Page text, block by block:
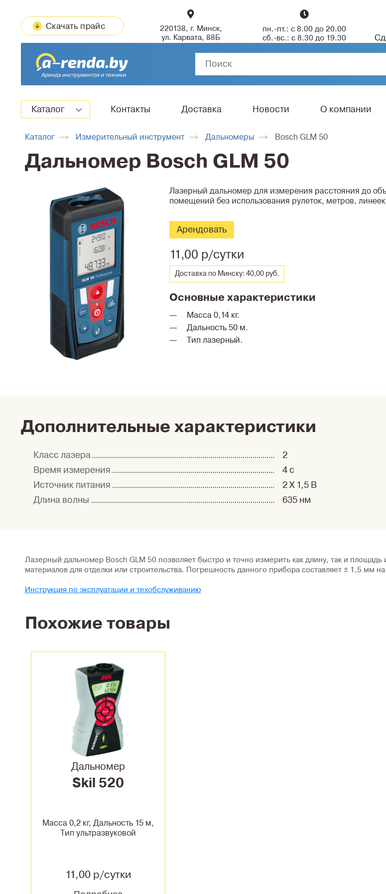
Скачать прайс
220138, г. Минск,
ул. Карвата, 88Б
пн.-пт.: с 8.00 до 20.00
сб.-вс.: с 8.30 до 19.30
Каталог Контакты Доставка Новости О компании
Каталог Измерительный инструмент Дальномеры Bosch GLM 50
Дальномер Bosch GLM 50
Лазерный дальномер для измерения расстояния до
помещений без использования рулеток, метров,
Арендовать
11,00 р/сутки
Доставка по Минску: 40,00 руб.
Основные характеристики
Масса 0,14 кг.
Дальность 50 м.
Тип лазерный.
Дополнительные характеристики
Класс лазера
2
Время измерения
4 с
Источник питания
2 X 1,5 В
Длина волны
635 нм
Лазерный дальномер Bosch GLM 50 позволяет быстро и точно измерить как длину, так и
материалов для отделки или строительства. Погрешность данного прибора составляет ± 1,5 мм
Инструкция по эксплуатации и техобслуживанию
Похожие товары
Дальномер
Skil 520
Масса 0,2 кг, Дальность 15 м,
Тип ультразвуковой
11,00 р/сутки